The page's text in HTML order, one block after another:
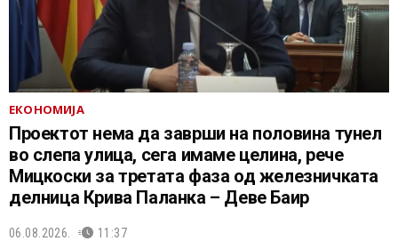
ЕКОНОМИЈА
Проектот нема да заврши на половина тунел
во слепа улица, сега имаме целина, рече
Мицкоски за третата фаза од железничката
делница Крива Паланка – Деве Баир
06.08.2026. 11:37